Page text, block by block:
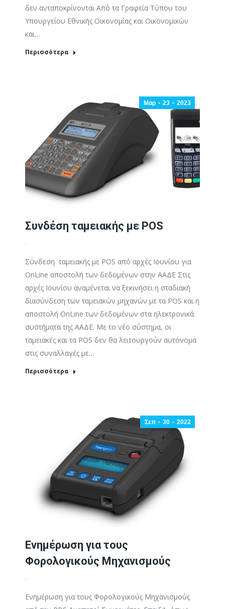
δεν ανταποκρίνονται Από τα Γραφεία Τύπου του
Υπουργείου Εθνικής Οικονομίας και Οικονομικών
και…
Περισσότερα
Μαρ 23 2023
Συνδέση ταμειακής με POS
.
Σύνδεση ταμειακής με POS από αρχές Ιουνίου για
OnLine αποστολή των δεδομένων στην ΑΑΔΕ Στις
αρχές Ιουνίου αναμένεται να ξεκινήσει η σταδιακή
διασύνδεση των ταμειακών μηχανών με τα POS και η
αποστολή OnLine των δεδομένων στα ηλεκτρονικά
συστήματα της ΑΑΔΕ. Με το νέο σύστημα, οι
ταμειακές και τα POS δεν θα λειτουργούν αυτόνομα
στις συναλλαγές με…
Περισσότερα
Σεπ 30 2022
Ενημέρωση για τους
Φορολογικούς Μηχανισμούς
.
Ενημέρωση για τους Φορολογικούς Μηχανισμούς